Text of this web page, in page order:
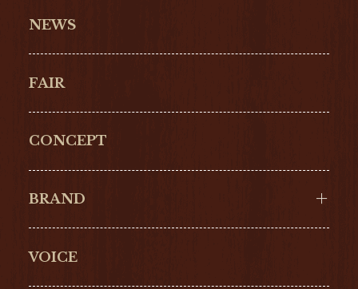
NEWS
FAIR
CONCEPT
BRAND
Cartier
VOICE